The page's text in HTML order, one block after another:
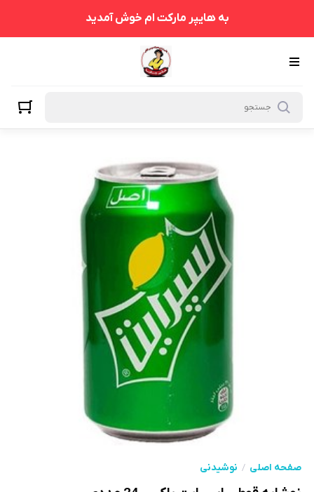
به هایپر مارکت ام خوش آمدید
صفحه اصلی نوشیدنی